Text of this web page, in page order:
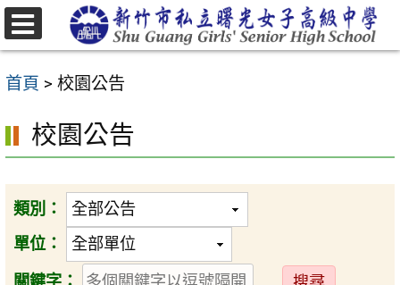
跳
至
要
容
首頁 > 校園公告
校園公告
類別：
單位：
關鍵字：
送
選
單